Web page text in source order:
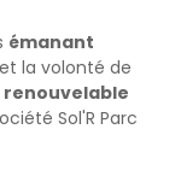
émanant
la volonté de
renouvelable
Sol'R Parc